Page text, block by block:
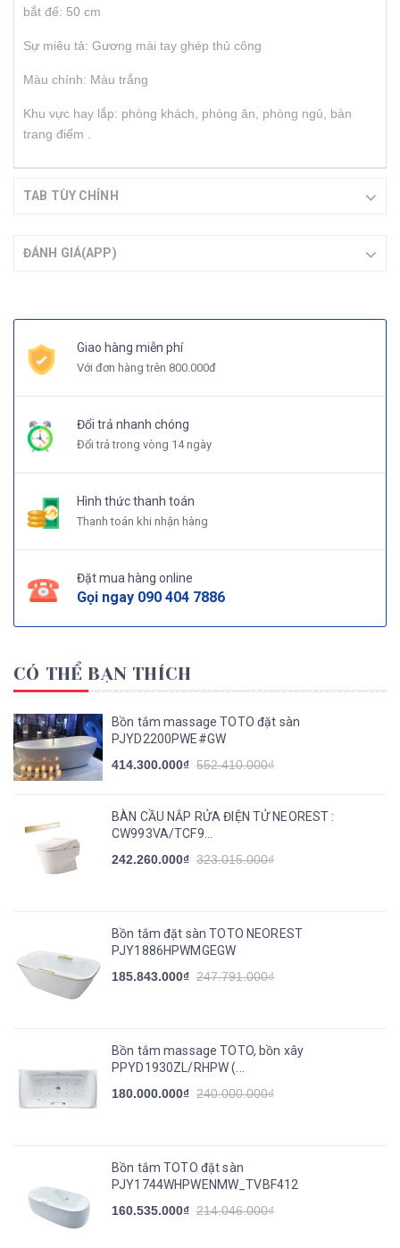
bắt đế: 50 cm
Sự miêu tả: Gương mài tay ghép thủ công
Màu chính: Màu trắng
Khu vực hay lắp: phòng khách, phòng ăn, phòng ngủ, bàn
trang điểm .
TAB TÙY CHỈNH
ĐÁNH GIÁ(APP)
Giao hàng miễn phí
Với đơn hàng trên 800.000đ
Đổi trả nhanh chóng
Đổi trả trong vòng 14 ngày
Hình thức thanh toán
Thanh toán khi nhận hàng
Đặt mua hàng online
Gọi ngay 090 404 7886
CÓ THỂ BẠN THÍCH
Bồn tắm massage TOTO đặt sàn
PJYD2200PWE#GW
414.300.000₫ 552.410.000₫
BÀN CẦU NẮP RỬA ĐIỆN TỬ NEOREST :
CW993VA/TCF9...
242.260.000₫ 323.015.000₫
Bồn tắm đặt sàn TOTO NEOREST
PJY1886HPWMGEGW
185.843.000₫ 247.791.000₫
Bồn tắm massage TOTO, bồn xây
PPYD1930ZL/RHPW (...
180.000.000₫ 240.000.000₫
Bồn tắm TOTO đặt sàn
PJY1744WHPWENMW_TVBF412
160.535.000₫ 214.046.000₫